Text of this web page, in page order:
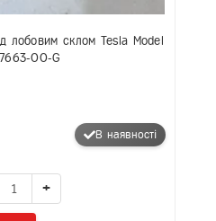
лобовим склом Tesla Model
00-G
В наявності
+